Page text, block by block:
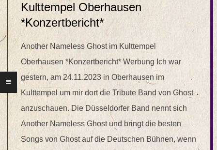
Kulttempel Oberhausen
*Konzertbericht*
Another Nameless Ghost im Kulttempel
Oberhausen *Konzertbericht* Werbung Ich war
gestern, am 24.11.2023 in Oberhausen im
Kulttempel um mir dort die Tribute Band von Ghost
anzuschauen. Die Düsseldorfer Band nennt sich
Another Nameless Ghost und bringt die besten
Songs von Ghost auf die Deutschen Bühnen, wenn